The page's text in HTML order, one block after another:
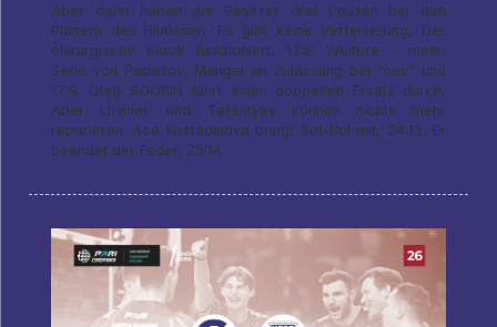
Aber dann haben die Besitzer drei Pausen bei den
Planern des Blutlosen: Es gibt keine Verfeinerung, Der
chirurgische Block funktioniert, 13:8. Weitere - mehr:
Serie von Papazov, Mangel an Zulassung bei "neu" und
17:9. Oleg SOGRIN führt einen doppelten Ersatz durch,
Aber Litvinov und Terentyev können nichts mehr
reparieren. Ace Kostadinova bringt Set-Bol mit, 24:13, Er
beendet der Feder, 25:14.